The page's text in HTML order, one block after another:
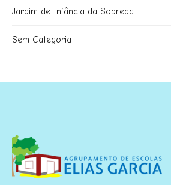
Jardim de Infância da Sobreda
Sem Categoria